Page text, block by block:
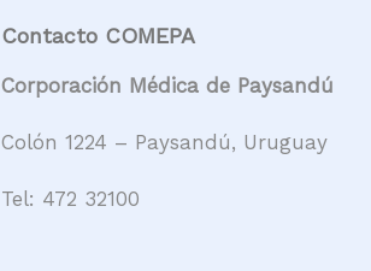
Contacto COMEPA
Corporación Médica de Paysandú
Colón 1224 – Paysandú, Uruguay
Tel: 472 32100